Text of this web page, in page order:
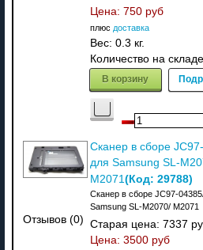
Цена: 750 руб
плюс доставка
Вес: 0.3 кг.
Количество на
В корзину
Отзывов (0)
Сканер в сборе
для Samsung SL-
M2071 (Код: 29788)
Сканер в сборе JC97-
Samsung SL-M2070/ M2071
Старая цена: 7337
Цена: 3500 руб